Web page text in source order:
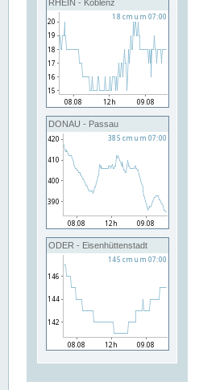
RHEIN - Koblenz
DONAU - Passau
ODER - Eisenhüttenstadt